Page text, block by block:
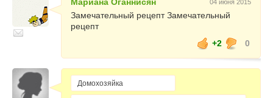
Мариана Оганнисян 04 июня 2015
Замечательный рецепт Замечательный
рецепт
+2
0